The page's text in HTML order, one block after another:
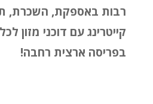
רבות באספקת, השכרת,
קייטרינג עם דוכני מזון
בפריסה ארצית רחבה!